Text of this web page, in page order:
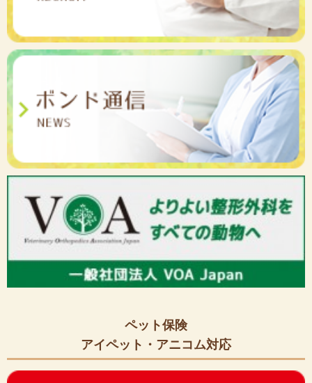
ペット保険
アイペット・アニコム対応